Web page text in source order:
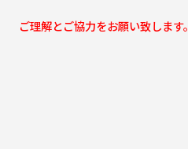
ご理解とご協力をお願い致します。